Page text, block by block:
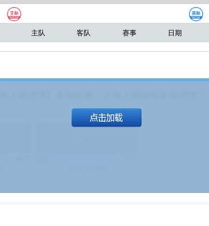
主队 客队 赛事 日期